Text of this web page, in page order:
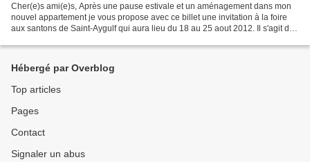
Cher(e)s ami(e)s, Après une pause estivale et un aménagement dans mon
nouvel appartement je vous propose avec ce billet une invitation à la foire
aux santons de Saint-Aygulf qui aura lieu du 18 au 25 aout 2012. Il s'agit de
Hébergé par Overblog
Top articles
Pages
Contact
Signaler un abus